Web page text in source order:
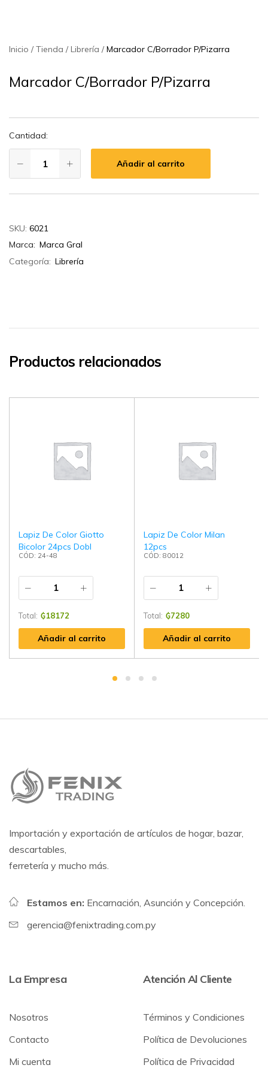
Inicio Tienda Librería Marcador C/Borrador P/Pizarra
Marcador C/Borrador P/Pizarra
Cantidad:
Añadir al carrito
SKU: 6021
Marca: Marca Gral
Categoría: Librería
Productos relacionados
Lapiz De Color Giotto
Bicolor 24pcs Dobl
CÓD: 24-48
Total: ₲18172
Añadir al carrito
Lapiz De Color Milan
12pcs
CÓD: 80012
Total: ₲7280
Añadir al carrito
Importación y exportación de artículos de hogar, bazar,
descartables,
ferretería y mucho más.
Estamos en: Encarnación, Asunción y Concepción.
gerencia@fenixtrading.com.py
La Empresa
Nosotros
Contacto
Mi cuenta
Atención Al Cliente
Términos y Condiciones
Política de Devoluciones
Política de Privacidad